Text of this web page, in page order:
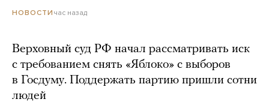
НОВОСТИ час назад
Верховный суд РФ начал рассматривать иск
с требованием снять «Яблоко» с выборов
в Госдуму. Поддержать партию пришли сотни
людей